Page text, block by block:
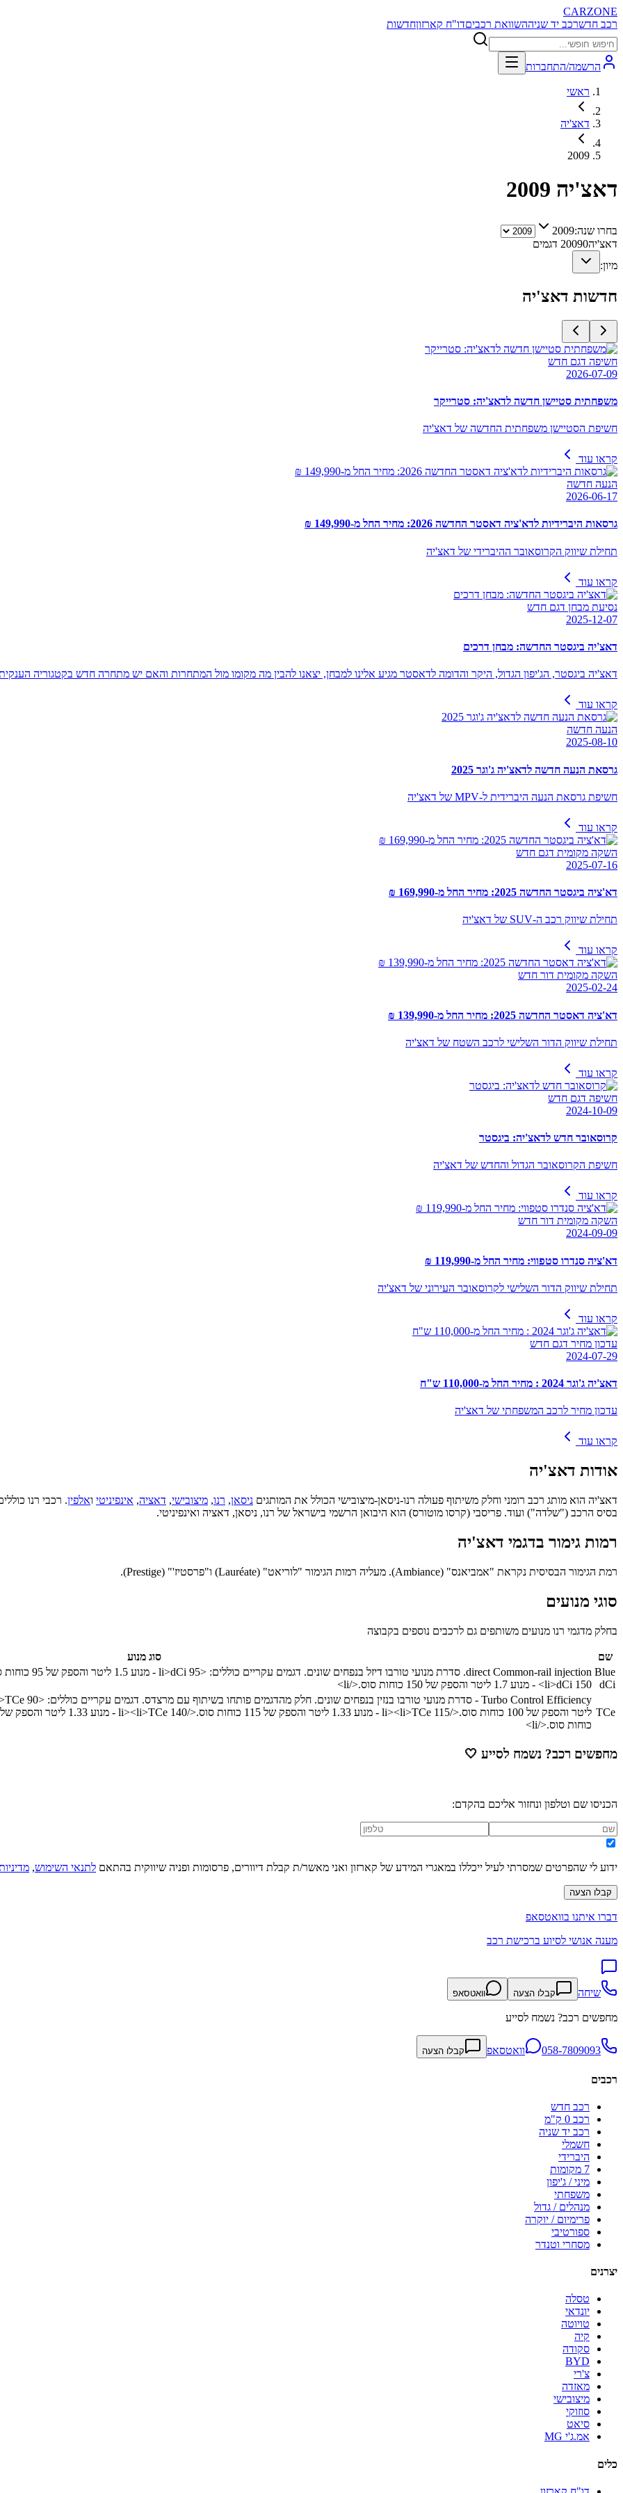
CARZONE
רכב חדשרכב יד שניההשוואת רכביםדו"ח קארזוןחדשות
הרשמה/התחברות
ראשי
דאצ'יה
2009
דאצ'יה 2009
בחרו שנה:2009
דאצ'יה 20090
דגמים
מיון:
חדשות דאצ'יה
חשיפה דגם חדש
2026-07-09
משפחתית סטיישן חדשה לדאצ'יה: סטרייקר
חשיפת הסטיישן משפחתית החדשה של דאצ'יה
קראו עוד
הנעה חדשה
2026-06-17
גרסאות היברידיות לדא'ציה דאסטר החדשה 2026: מחיר החל מ-149,990 ₪
תחילת שיווק הקרוסאובר ההיברידי של דאצ'יה
קראו עוד
נסיעת מבחן דגם חדש
2025-12-07
דאצ'יה ביגסטר החדשה: מבחן דרכים
דאצ'יה ביגסטר, הג'יפון הגדול, היקר והדומה לדאסטר מגיע אלינו למבחן, יצאנו להבין מה מקומו מול המתחרות והאם יש מתחרה חדש בקטגוריה
קראו עוד
הנעה חדשה
2025-08-10
גרסאת הנעה חדשה לדאצ'יה ג'וגר 2025
חשיפת גרסאת הנעה היברידית ל-MPV של דאצ'יה
קראו עוד
השקה מקומית דגם חדש
2025-07-16
דא'ציה ביגסטר החדשה 2025: מחיר החל מ-169,990 ₪
תחילת שיווק רכב ה-SUV של דאצ'יה
קראו עוד
השקה מקומית דור חדש
2025-02-24
דא'ציה דאסטר החדשה 2025: מחיר החל מ-139,990 ₪
תחילת שיווק הדור השלישי לרכב השטח של דאצ'יה
קראו עוד
חשיפה דגם חדש
2024-10-09
קרוסאובר חדש לדאצ'יה: ביגסטר
חשיפת הקרוסאובר הגדול והחדש של דאצ'יה
קראו עוד
השקה מקומית דור חדש
2024-09-09
דא'ציה סנדרו סטפווי: מחיר החל מ-119,990 ₪
תחילת שיווק הדור השלישי לקרוסאובר העירוני של דאצ'יה
קראו עוד
עדכון מחיר דגם חדש
2024-07-29
דאצ'יה ג'וגר 2024 : מחיר החל מ-110,000 ש"ח
עדכון מחיר לרכב המשפחתי של דאצ'יה
קראו עוד
אודות דאצ'יה
דאצ'יה הוא מותג רכב רומני וחלק משיתוף פעולה רנו-ניסאן-מיצובישי הכולל את המותגים ניסאן, רנו, מיצובישי, דאציה, אינפיניטי ואלפין. רכבי רנו
בסיס הרכב ("שלדה") ועוד. פריסבי (קרסו מוטורס) הוא היבואן הרשמי בישראל של רנו, ניסאן, דאציה ואינפיניטי.
רמות גימור בדגמי דאצ'יה
רמת הגימור הבסיסית נקראת "אמביאנס" (Ambiance). מעליה רמות הגימור "לוריאט" (Lauréate) ו"פרסטיז'" (Prestige).
סוגי מנועים
בחלק מדגמי רנו מנועים משותפים גם לרכבים נוספים בקבוצה
שם
סוג מנוע
Blue
dCi
direct Common-rail injection. סדרת מנועי טורבו דיזל בנפחים שונים. דגמים עקריים כוללים: <li>dCi 95 - מנוע 1.5 ליטר והספק של 95 כוחות סוס.
<li>dCi 150 - מנוע 1.7 ליטר והספק של 150 כוחות סוס. </li>
TCe
Turbo Control Efficiency - סדרת מנועי טורבו בנזין בנפחים שונים. חלק מהדגמים פותחו בשיתוף עם מרצדס. דגמים עקריים כוללים: <li>TCe 90 - מנוע 0.9 ליטר והספק של 90 כוחות סוס.
ליטר והספק של 100 כוחות סוס.
</li>
<li>TCe 115 - מנוע 1.33 ליטר והספק של 115 כוחות סוס. </li>
<li>TCe 140 - מנוע 1.33 ליטר והספק של 140 כוחות סוס.
כוחות סוס.</li>
מחפשים רכב? נשמח לסייע 🤍
הכניסו שם וטלפון ונחזור אליכם בהקדם:
ידוע לי שהפרטים שמסרתי לעיל ייכללו במאגרי המידע של קארזון ואני מאשר/ת קבלת דיוורים, פרסומות ופניה שיווקית בהתאם לתנאי השימוש,
קבלו הצעה
דברו איתנו בוואטסאפ
מענה אנושי לסיוע ברכישת רכב
שיחה קבלו הצעה וואטסאפ
מחפשים רכב? נשמח לסייע
058-7809093 וואטסאפ קבלו הצעה
רכבים
רכב חדש
רכב 0 ק"מ
רכב יד שניה
חשמלי
היברידי
7 מקומות
מיני / ג'יפון
משפחתי
מנהלים / גדול
פרימיום / יוקרה
ספורטיבי
מסחרי וטנדר
יצרנים
טסלה
יונדאי
טויוטה
קיה
סקודה
BYD
צ'רי
מאזדה
מיצובישי
סוזוקי
סיאט
אמ.ג'י MG
כלים